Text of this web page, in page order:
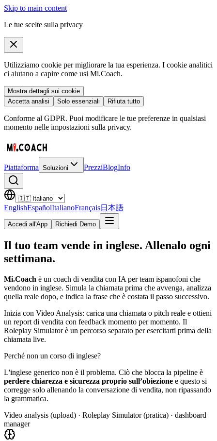
Skip to main content
Le tue scelte sulla privacy
Utilizziamo cookie per migliorare la tua esperienza. I cookie analitici
ci aiutano a capire come usi Mi.Coach.
Mostra dettagli sui cookie
Accetta analisi
Solo essenziali Rifiuta tutto
Conforme al GDPR. Puoi modificare le tue preferenze in qualsiasi
momento nelle impostazioni sulla privacy.
Piattaforma Soluzioni PrezziBlogInfo
EnglishEspañolItalianoFrançais日本語
Accedi all'App Richiedi Demo
Il tuo team vende in inglese. Allenalo ogni
settimana.
Mi.Coach è un coach di vendita con IA per team ispanofoni che
vendono in inglese. Simula la chiamata prima che avvenga, analizza
quella reale dopo, e indica la frase che è costata il passo successivo.
Inizia con Video Analysis: carica una chiamata o pitch reale e ottieni
un report di vendita con feedback momento per momento. Il
Roleplay Simulator è un percorso separato per esercitarti prima della
chiamata live.
Perché non un corso di inglese?
L'inglese generico non è il problema. Ciò che blocca la pipeline è
perdere chiarezza e sicurezza proprio sull’obiezione e questo si
corregge solo allenando la conversazione di vendita, non ripassando
la grammatica.
Video analysis (upload) · Roleplay Simulator (pratica) · dashboard
manager